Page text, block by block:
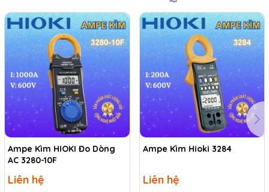
định tuyến rối hoặc phức tạp.
Ampe Kìm HIOKI Đo Dòng
AC 3280-10F
Liên hệ
Ampe Kìm Hioki 3284
Liên hệ